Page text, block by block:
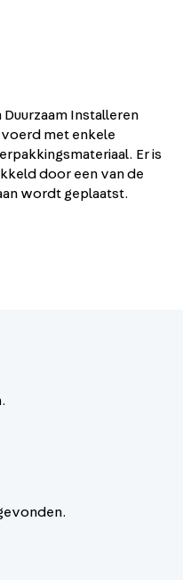
Installeren
met enkele
Er is
door een van de
wordt geplaatst.